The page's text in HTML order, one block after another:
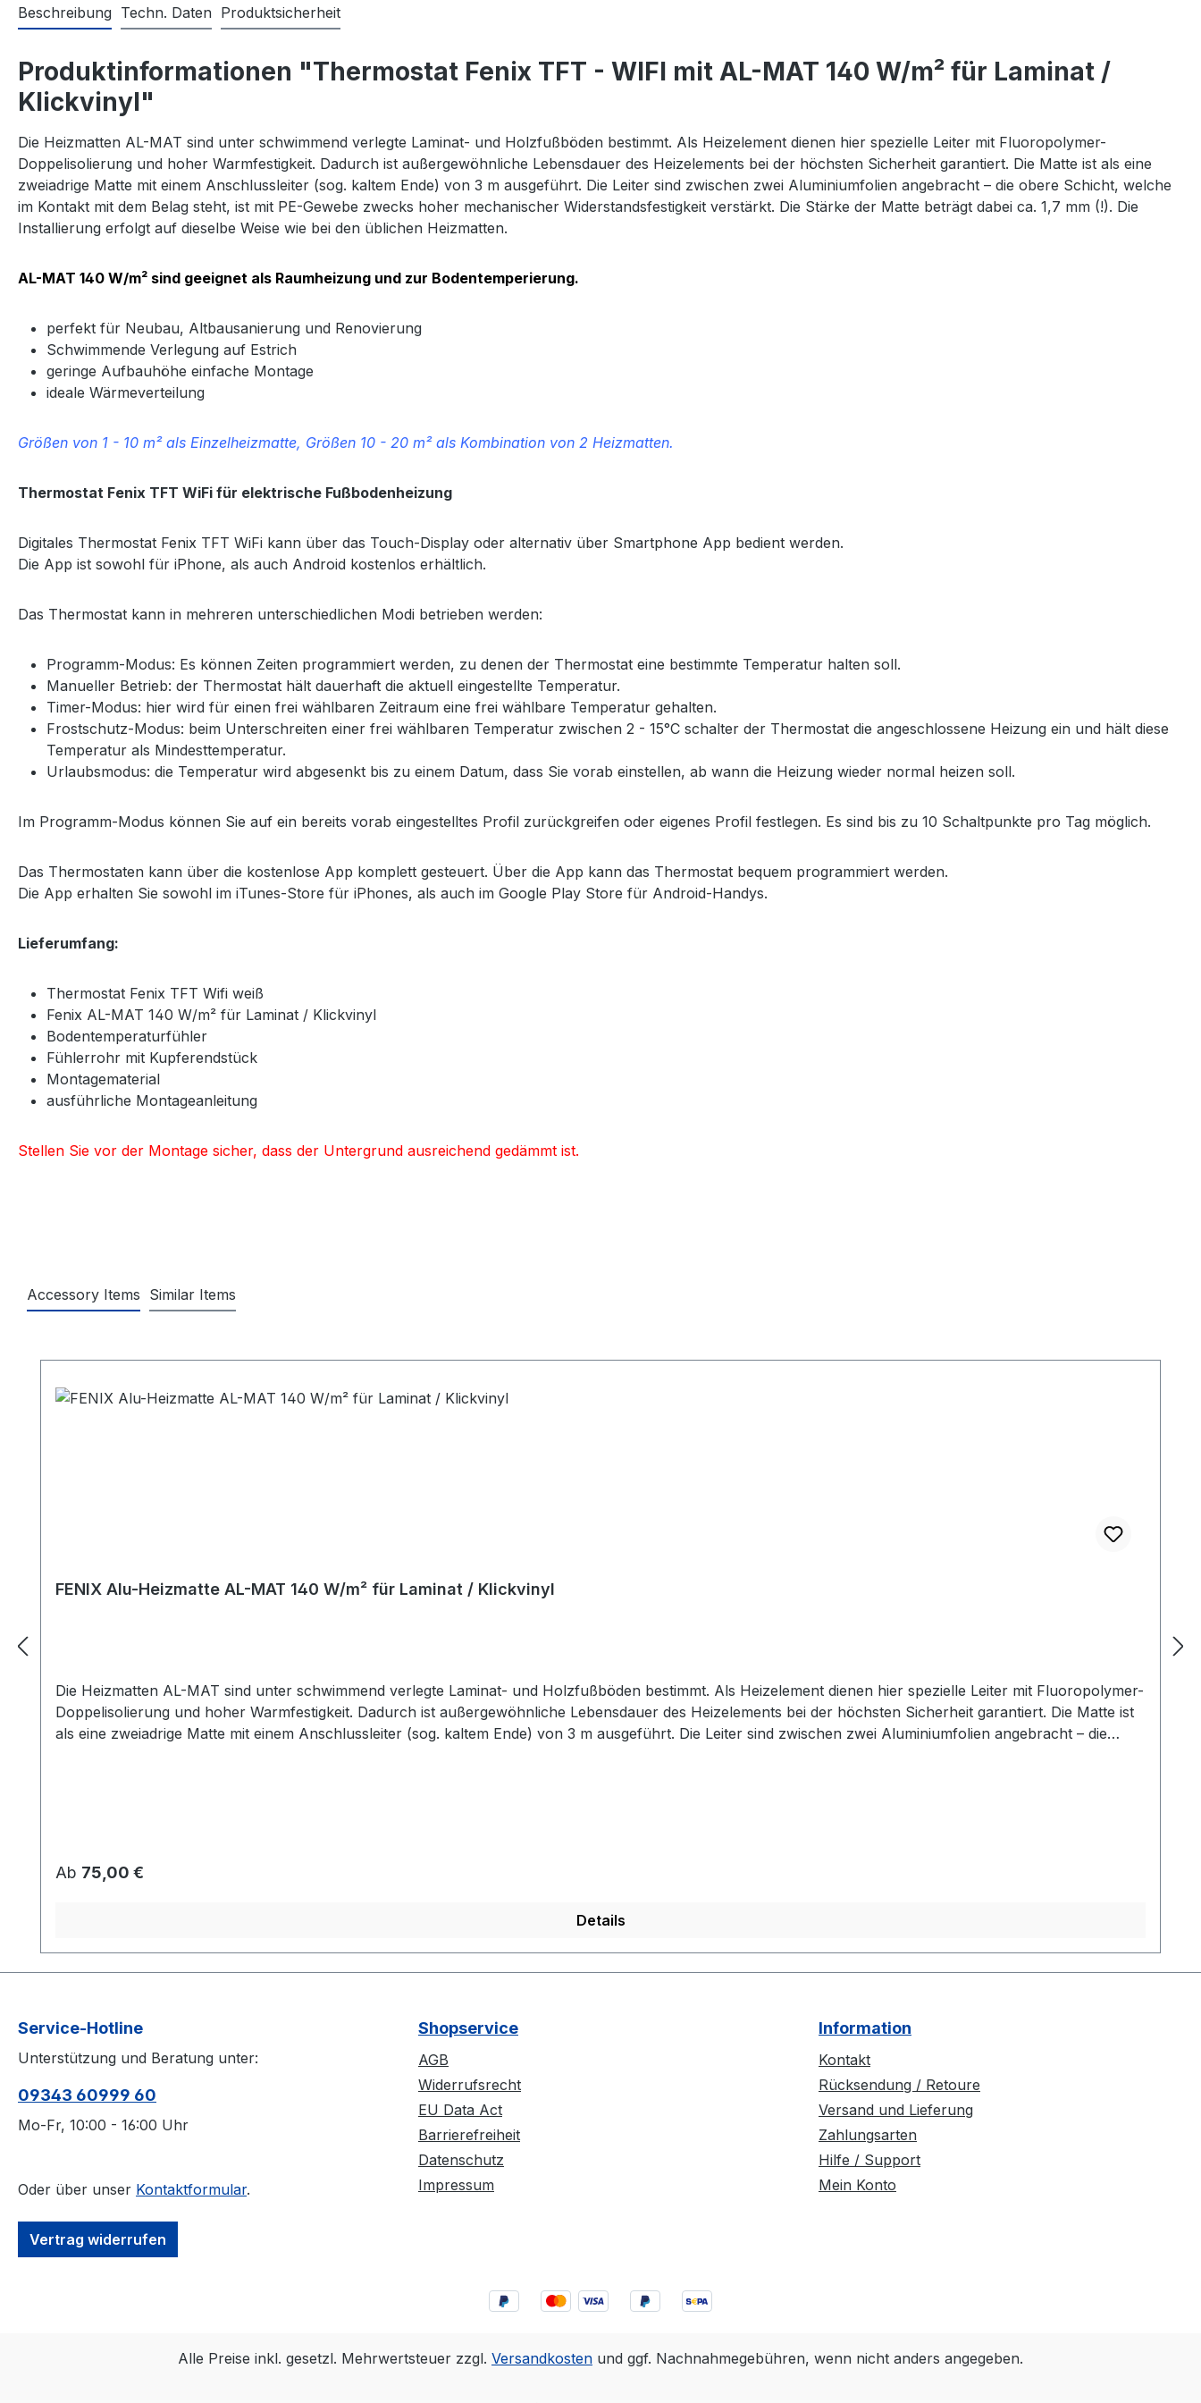
Beschreibung Techn. Daten Produktsicherheit
Produktinformationen "Thermostat Fenix TFT - WIFI mit AL-MAT 140 W/m² für Laminat /
Klickvinyl"
Die Heizmatten AL-MAT sind unter schwimmend verlegte Laminat- und Holzfußböden bestimmt. Als Heizelement dienen hier spezielle Leiter mit Fluoropolymer-
Doppelisolierung und hoher Warmfestigkeit. Dadurch ist außergewöhnliche Lebensdauer des Heizelements bei der höchsten Sicherheit garantiert. Die Matte ist als eine
zweiadrige Matte mit einem Anschlussleiter (sog. kaltem Ende) von 3 m ausgeführt. Die Leiter sind zwischen zwei Aluminiumfolien angebracht – die obere Schicht, welche
im Kontakt mit dem Belag steht, ist mit PE-Gewebe zwecks hoher mechanischer Widerstandsfestigkeit verstärkt. Die Stärke der Matte beträgt dabei ca. 1,7 mm (!). Die
Installierung erfolgt auf dieselbe Weise wie bei den üblichen Heizmatten.
AL-MAT 140 W/m² sind geeignet als Raumheizung und zur Bodentemperierung.
perfekt für Neubau, Altbausanierung und Renovierung
Schwimmende Verlegung auf Estrich
geringe Aufbauhöhe einfache Montage
ideale Wärmeverteilung
Größen von 1 - 10 m² als Einzelheizmatte, Größen 10 - 20 m² als Kombination von 2 Heizmatten.
Thermostat Fenix TFT WiFi für elektrische Fußbodenheizung
Digitales Thermostat Fenix TFT WiFi kann über das Touch-Display oder alternativ über Smartphone App bedient werden.
Die App ist sowohl für iPhone, als auch Android kostenlos erhältlich.
Das Thermostat kann in mehreren unterschiedlichen Modi betrieben werden:
Programm-Modus: Es können Zeiten programmiert werden, zu denen der Thermostat eine bestimmte Temperatur halten soll.
Manueller Betrieb: der Thermostat hält dauerhaft die aktuell eingestellte Temperatur.
Timer-Modus: hier wird für einen frei wählbaren Zeitraum eine frei wählbare Temperatur gehalten.
Frostschutz-Modus: beim Unterschreiten einer frei wählbaren Temperatur zwischen 2 - 15°C schalter der Thermostat die angeschlossene Heizung ein und hält diese
Temperatur als Mindesttemperatur.
Urlaubsmodus: die Temperatur wird abgesenkt bis zu einem Datum, dass Sie vorab einstellen, ab wann die Heizung wieder normal heizen soll.
Im Programm-Modus können Sie auf ein bereits vorab eingestelltes Profil zurückgreifen oder eigenes Profil festlegen. Es sind bis zu 10 Schaltpunkte pro Tag möglich.
Das Thermostaten kann über die kostenlose App komplett gesteuert. Über die App kann das Thermostat bequem programmiert werden.
Die App erhalten Sie sowohl im iTunes-Store für iPhones, als auch im Google Play Store für Android-Handys.
Lieferumfang:
Thermostat Fenix TFT Wifi weiß
Fenix AL-MAT 140 W/m² für Laminat / Klickvinyl
Bodentemperaturfühler
Fühlerrohr mit Kupferendstück
Montagematerial
ausführliche Montageanleitung
Stellen Sie vor der Montage sicher, dass der Untergrund ausreichend gedämmt ist.
Accessory Items Similar Items
FENIX Alu-Heizmatte AL-MAT 140 W/m² für Laminat / Klickvinyl
Die Heizmatten AL-MAT sind unter schwimmend verlegte Laminat- und Holzfußböden bestimmt. Als Heizelement dienen hier spezielle Leiter mit Fluoropolymer-
Doppelisolierung und hoher Warmfestigkeit. Dadurch ist außergewöhnliche Lebensdauer des Heizelements bei der höchsten Sicherheit garantiert. Die Matte ist
als eine zweiadrige Matte mit einem Anschlussleiter (sog. kaltem Ende) von 3 m ausgeführt. Die Leiter sind zwischen zwei Aluminiumfolien angebracht – die
Regulärer Preis:
Ab 75,00 €
Details
Service-Hotline
Unterstützung und Beratung unter:
09343 60999 60
Mo-Fr, 10:00 - 16:00 Uhr
Oder über unser Kontaktformular.
Vertrag widerrufen
Shopservice
AGB
Widerrufsrecht
EU Data Act
Barrierefreiheit
Datenschutz
Impressum
Information
Kontakt
Rücksendung / Retoure
Versand und Lieferung
Zahlungsarten
Hilfe / Support
Mein Konto
Alle Preise inkl. gesetzl. Mehrwertsteuer zzgl. Versandkosten und ggf. Nachnahmegebühren, wenn nicht anders angegeben.